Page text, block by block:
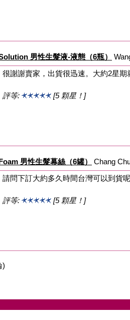
男性生髮液-液態（6瓶）
很謝謝賣家，出貨很迅速。大約2星期
評等: [5 顆星！]
男性生髮幕絲（6罐） Chang
請問下訂大約多久時間台灣可以到貨
評等: [5 顆星！]
)